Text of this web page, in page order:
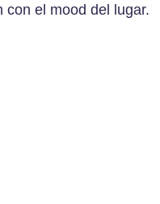
con el mood del lugar.